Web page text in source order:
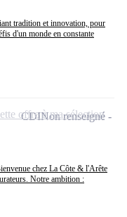
tradition et innovation, pour
d'un monde en constante
chez La Côte & l'Arête
Notre ambition :
CDINon renseigné
offre à ma sélection